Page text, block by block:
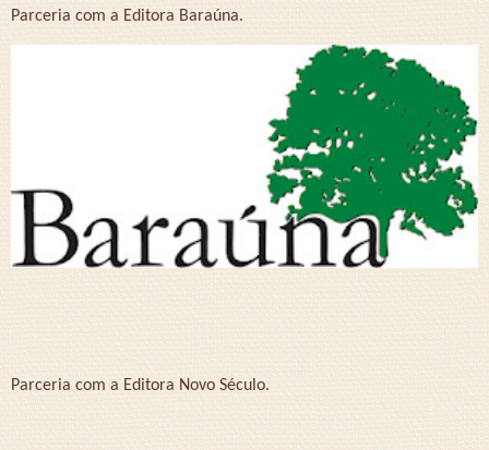
Parceria com a Editora Baraúna.
Parceria com a Editora Novo Século.